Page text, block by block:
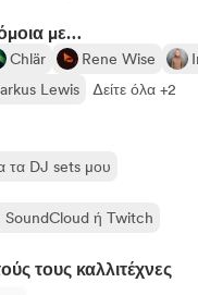
με…
Chlär Rene Wise
Lewis Δείτε όλα +2
τα DJ sets μου
SoundCloud ή Twitch
τους καλλιτέχνες